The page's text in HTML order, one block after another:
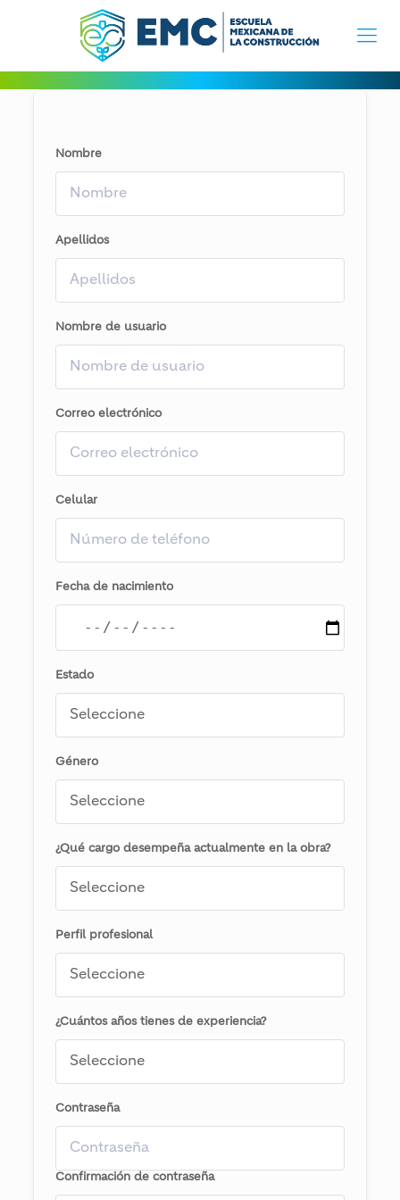
Nombre
Apellidos
Nombre de usuario
Correo electrónico
Celular
Fecha de nacimiento
Estado
Género
¿Qué cargo desempeña actualmente en la obra?
Perfil profesional
¿Cuántos años tienes de experiencia?
Contraseña
Confirmación de contraseña